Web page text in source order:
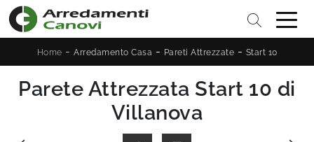
Home - Arredamento Casa - Pareti Attrezzate - Start 10
Parete Attrezzata Start 10 di
Villanova